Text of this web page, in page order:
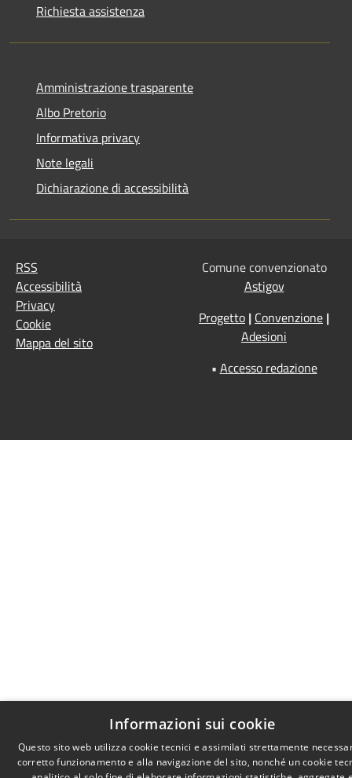
Richiesta assistenza
Amministrazione trasparente
Albo Pretorio
Informativa privacy
Note legali
Dichiarazione di accessibilità
RSS
Accessibilità
Privacy
Cookie
Mappa del sito
Comune convenzionato
Astigov
Progetto | Convenzione |
Adesioni
• Accesso redazione
Informazioni sui cookie
Questo sito web utilizza cookie tecnici e assimilati strettamente
corretto funzionamento e alla navigazione del sito, nonché un cookie